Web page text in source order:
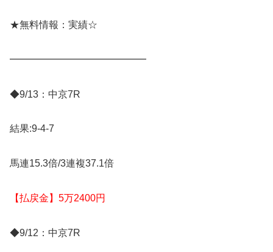
★無料情報：実績☆
━━━━━━━━━━━━━━
◆9/13：中京7R
結果:9-4-7
馬連15.3倍/3連複37.1倍
【払戻金】5万2400円
◆9/12：中京7R